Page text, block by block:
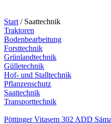
Start / Saattechnik
Traktoren
Bodenbearbeitung
Forsttechnik
Grünlandtechnik
Gülletechnik
Hof- und Stalltechnik
Pflanzenschutz
Saattechnik
Transporttechnik
Pöttinger Vitasem 302 ADD